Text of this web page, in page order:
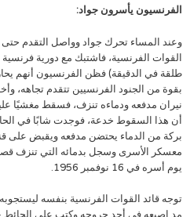
الفرنسيون يأسرون جواد:
وعند المساء تحرك جواد وواصل التقدم حتى
طلقة في الدقيقة) فظن الفرنسيون أنهم
بقوة من الجنود الفرنسيين تتقدم تجاهه،
نيران مدفعه ودماءه تنزف، فسقط مغشيًا
أن هذا السقوط خدعة، فوجدت شابًا في
بركة من الدماء يحتضن مدفعه ويقبض على
معسكر الأسرى وسجل بدمائه التي تنزف قصة
يوم أسره في 16 نوفمبر 1956.
توجه قائد القوات الفرنسية بنفسه